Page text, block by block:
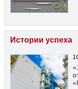
Истории успеха